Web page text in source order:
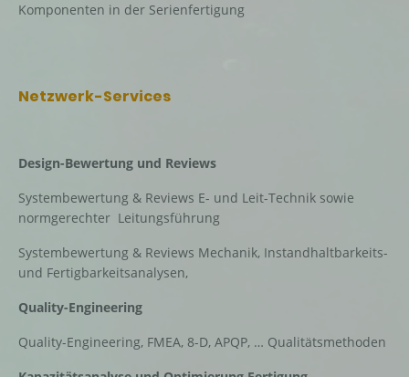
Komponenten in der Serienfertigung
Netzwerk-Services
Design-Bewertung und Reviews
Systembewertung & Reviews E- und Leit-Technik sowie
normgerechter Leitungsführung
Systembewertung & Reviews Mechanik, Instandhaltbarkeits-
und Fertigbarkeitsanalysen,
Quality-Engineering
Quality-Engineering, FMEA, 8-D, APQP, … Qualitätsmethoden